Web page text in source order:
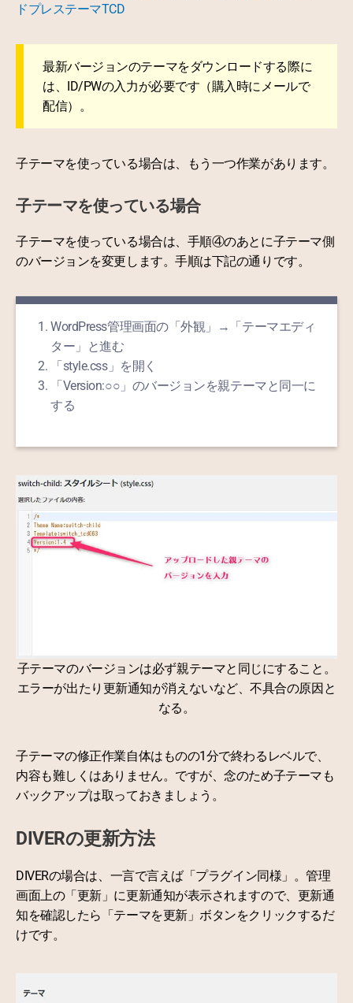
ドプレステーマTCD
最新バージョンのテーマをダウンロードする際に
は、ID/PWの入力が必要です（購入時にメールで
配信）。
子テーマを使っている場合は、もう一つ作業があります。
子テーマを使っている場合
子テーマを使っている場合は、手順④のあとに子テーマ側
のバージョンを変更します。手順は下記の通りです。
WordPress管理画面の「外観」→「テーマエディ
ター」と進む
「style.css」を開く
「Version:○○」のバージョンを親テーマと同一に
する
子テーマのバージョンは必ず親テーマと同じにすること。
エラーが出たり更新通知が消えないなど、不具合の原因と
なる。
子テーマの修正作業自体はものの1分で終わるレベルで、
内容も難しくはありません。ですが、念のため子テーマも
バックアップは取っておきましょう。
DIVERの更新方法
DIVERの場合は、一言で言えば「プラグイン同様」。管理
画面上の「更新」に更新通知が表示されますので、更新通
知を確認したら「テーマを更新」ボタンをクリックするだ
けです。